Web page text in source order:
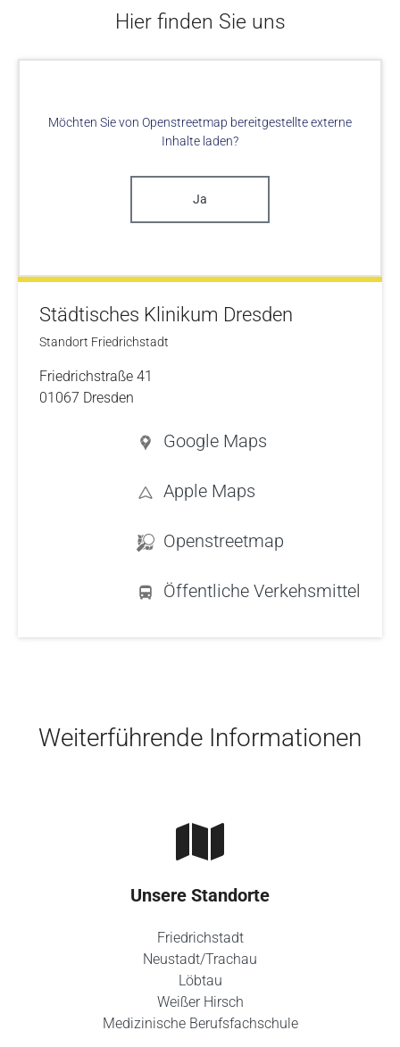
Hier finden Sie uns
Möchten Sie von Openstreetmap bereitgestellte externe
Inhalte laden?
Ja
Städtisches Klinikum Dresden
Standort Friedrichstadt
Friedrichstraße 41
01067 Dresden
Google Maps
Apple Maps
Openstreetmap
Öffentliche Verkehsmittel
Weiterführende Informationen
Unsere Standorte
Friedrichstadt
Neustadt/Trachau
Löbtau
Weißer Hirsch
Medizinische Berufsfachschule